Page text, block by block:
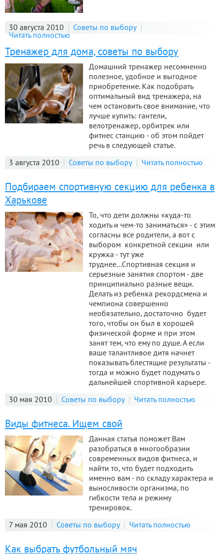
30 августа 2010
Советы по выбору
Читать полностью
Тренажер для дома, советы по выбору
Домашний тренажер несомненно
полезное, удобное и выгодное
приобретение. Как подобрать
оптимальный вид тренажера, на
чем остановить свое внимание, что
лучше купить: гантели,
велотренажер, орбитрек или
фитнес станцию - об этом пойдет
речь в следующей статье.
3 августа 2010
Советы по выбору Читать полностью
Подбираем спортивную секцию для ребенка в
Харькове
То, что дети должны «куда-то
ходить и чем-то заниматься» - с этим
согласны все родители, а вот с
выбором конкретной секции или
кружка - тут уже
труднее...Спортивная секция и
серьезные занятия спортом - две
принципиально разные вещи.
Делать из ребенка рекордсмена и
чемпиона совершенно
необязательно, достаточно будет
того, чтобы он был в хорошей
физической форме и при этом
занят тем, что ему по душе. А если
ваше талантливое дитя начнет
показывать блестящие результаты -
тогда и можно будет подумать о
дальнейшей спортивной карьере.
30 мая 2010
Советы по выбору Читать полностью
Виды фитнеса. Ищем свой
Данная статья поможет Вам
разобраться в многообразии
современных видов фитнеса, и
найти то, что будет подходить
именно вам - по складу характера и
выносливости организма, по
гибкости тела и режиму
тренировок.
7 мая 2010
Советы по выбору Читать полностью
Как выбрать футбольный мяч